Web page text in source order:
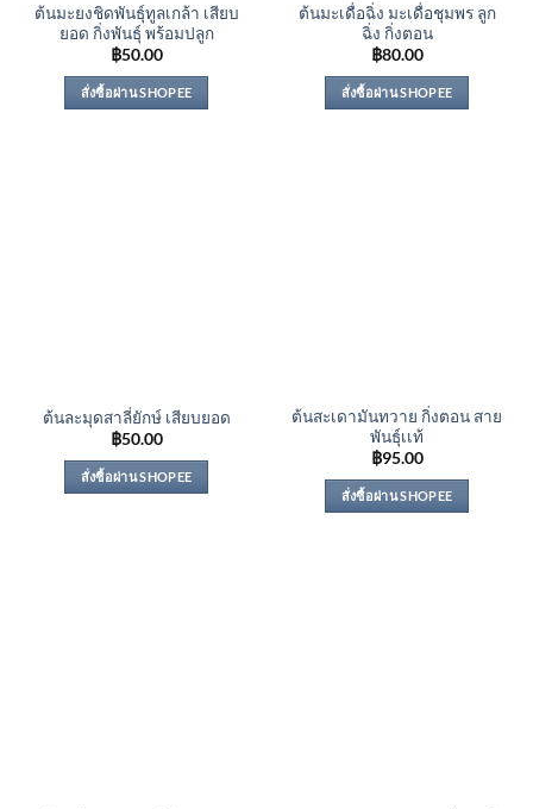
ต้นมะยงชิดพันธุ์ทูลเกล้า เสียบ
ยอด กิ่งพันธุ์ พร้อมปลูก
฿50.00
สั่งซื้อผ่าน SHOPEE
ต้นมะเดื่อฉิ่ง มะเดื่อชุมพร ลูก
ฉิ่ง กิ่งตอน
฿80.00
สั่งซื้อผ่าน SHOPEE
ต้นละมุดสาลี่ยักษ์ เสียบยอด
฿50.00
สั่งซื้อผ่าน SHOPEE
ต้นสะเดามันทวาย กิ่งตอน สาย
พันธุ์เเท้
฿95.00
สั่งซื้อผ่าน SHOPEE